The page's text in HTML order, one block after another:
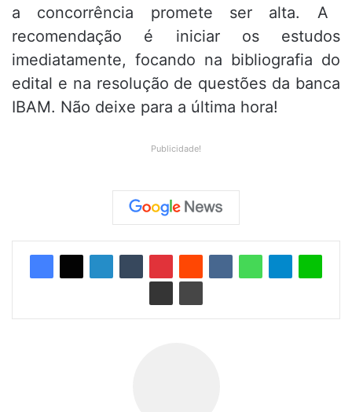
a concorrência promete ser alta. A
recomendação é iniciar os estudos
imediatamente, focando na bibliografia do
edital e na resolução de questões da banca
IBAM. Não deixe para a última hora!
Publicidade!